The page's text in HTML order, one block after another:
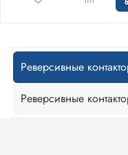
Реверсивные
Реверсивные